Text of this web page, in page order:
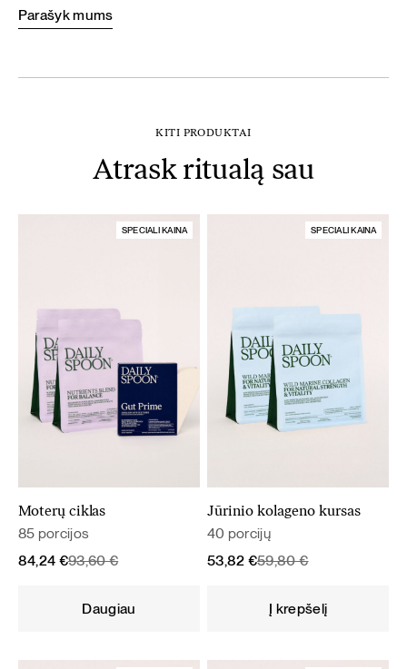
Parašyk mums
KITI PRODUKTAI
Atrask ritualą sau
SPECIALI KAINA
Moterų ciklas
85 porcijos
93,60€
Original
84,24 €
Current
Daugiau
SPECIALI KAINA
Jūrinio kolageno kursas
40 porcijų
59,80€
Original
53,82 €
Current
Į krepšelį